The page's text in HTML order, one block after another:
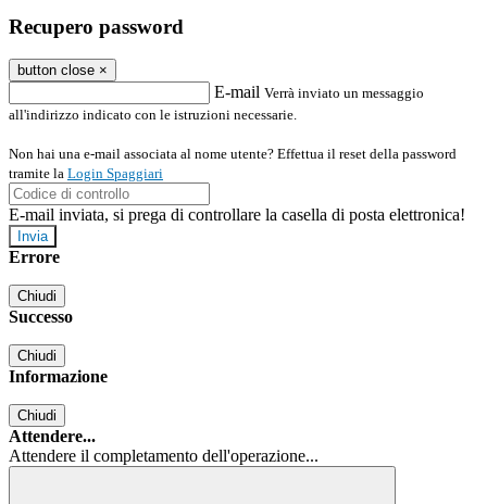
Recupero password
button close ×
E-mail Verrà inviato un messaggio
all'indirizzo indicato con le istruzioni necessarie.
Non hai una e-mail associata al nome utente? Effettua il reset della password
tramite la Login Spaggiari
E-mail inviata, si prega di controllare la casella di posta elettronica!
Errore
Chiudi
Successo
Chiudi
Informazione
Chiudi
Attendere...
Attendere il completamento dell'operazione...